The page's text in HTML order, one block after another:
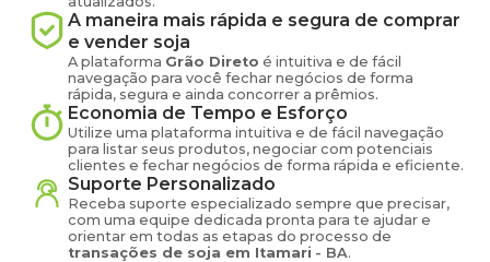
A maneira mais rápida e segura de comprar
e vender soja
A plataforma Grão Direto é intuitiva e de fácil
navegação para você fechar negócios de forma
rápida, segura e ainda concorrer a prêmios.
Economia de Tempo e Esforço
Utilize uma plataforma intuitiva e de fácil navegação
para listar seus produtos, negociar com potenciais
clientes e fechar negócios de forma rápida e eficiente.
Suporte Personalizado
Receba suporte especializado sempre que precisar,
com uma equipe dedicada pronta para te ajudar e
orientar em todas as etapas do processo de
transações de soja em Itamari - BA.